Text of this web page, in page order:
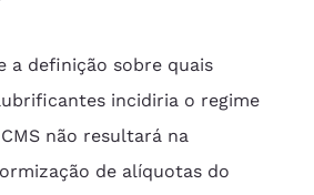
a definição sobre quais
incidiria o regime
não resultará na
de alíquotas do